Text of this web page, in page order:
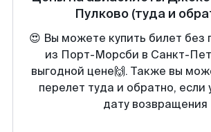
Пулково (туда и
😍 Вы можете купить билет без
из Порт-Морсби в Санкт-
выгодной цене🙌. Также вы
перелет туда и обратно, если
дату возвращения